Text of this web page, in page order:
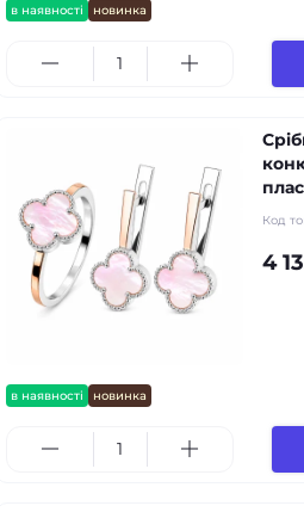
в наявності новинка
в наявності новинка
Код
4